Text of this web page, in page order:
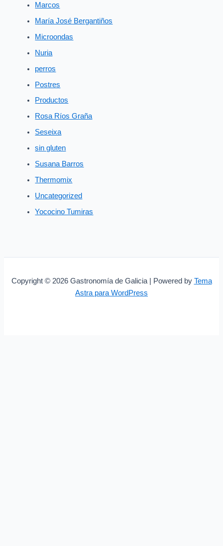
Marcos
María José Bergantiños
Microondas
Nuria
perros
Postres
Productos
Rosa Ríos Graña
Seseixa
sin gluten
Susana Barros
Thermomix
Uncategorized
Yococino Tumiras
Copyright © 2026 Gastronomía de Galicia | Powered by Tema
Astra para WordPress